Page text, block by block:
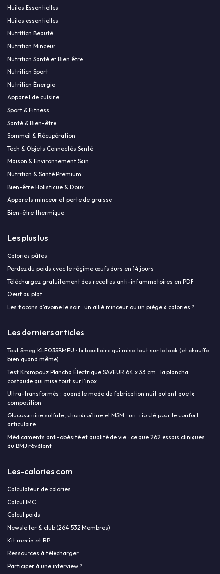
Huiles Essentielles
Huiles essentielles
Nutrition Beauté
Nutrition Minceur
Nutrition Santé et Bien être
Nutrition Sport
Nutrition Énergie
Appareil de cuisine
Sport & Fitness
Santé & Bien-être
Sommeil & Récupération
Tech & Objets Connectés Santé
Maison & Environnement Sain
Nutrition & Santé Premium
Bien-être Holistique & Doux
Appareils minceur et perte de graisse
Bien-être thermique
Les plus lus
Calories pâtes
Perdez du poids avec le régime œufs durs en 14 jours
Téléchargez gratuitement des recettes anti-inflammatoires en PDF
Oeuf au plat
Les flocons d'avoine le soir : un allié minceur ou un piège à calories ?
Les derniers articles
Test Smeg KLF03SBMEU : la bouilloire qui mise tout sur le look (et chauffe
bien quand même)
Test Krampouz Plancha Électrique SAVEUR 64 x 33 cm : la plancha
costaude qui mise tout sur l’inox
Ultra-transformés : quand le mode de fabrication nuit autant que la
composition
Glucosamine sulfate, chondroïtine et MSM : un trio clé pour le confort
articulaire
Médicaments anti-obésité et qualité de vie : ce que 262 essais cliniques
du BMJ révèlent
Les-calories.com
Calculateur de calories
Calcul IMC
Calcul poids
Newsletter & club (264 532 Membres)
Kit media et RP
Ressources à télécharger
Participer à une interview ?